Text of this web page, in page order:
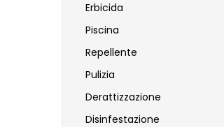
Erbicida
Piscina
Repellente
Pulizia
Derattizzazione
Disinfestazione